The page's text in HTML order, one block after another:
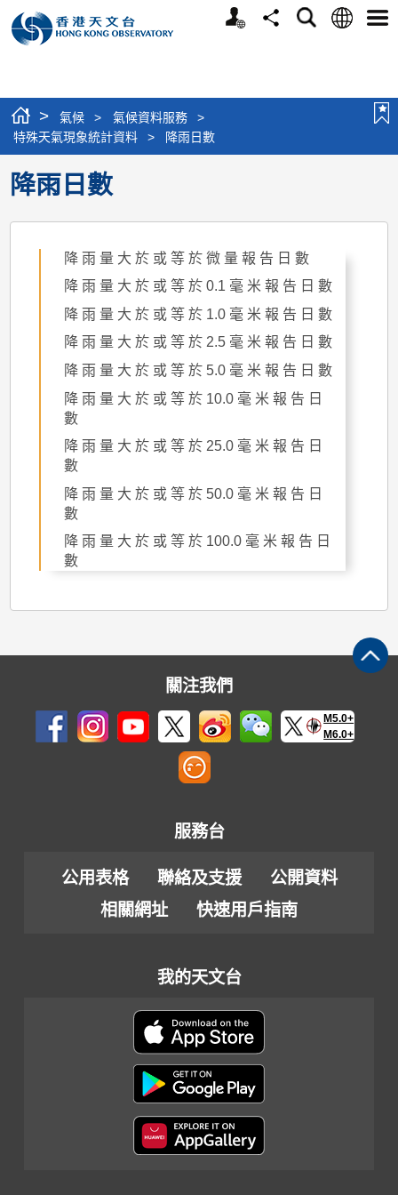
個
分
搜
語
選
> 氣候 > 氣候資料服務
>
特殊天氣現象統計資料
> 降雨日數
降雨日數
降 雨 量 大 於 或 等 於 微 量 報 告 日 數
降 雨 量 大 於 或 等 於 0.1 毫 米 報 告 日 數
降 雨 量 大 於 或 等 於 1.0 毫 米 報 告 日 數
降 雨 量 大 於 或 等 於 2.5 毫 米 報 告 日 數
降 雨 量 大 於 或 等 於 5.0 毫 米 報 告 日 數
降 雨 量 大 於 或 等 於 10.0 毫 米 報 告 日
數
降 雨 量 大 於 或 等 於 25.0 毫 米 報 告 日
數
降 雨 量 大 於 或 等 於 50.0 毫 米 報 告 日
數
降 雨 量 大 於 或 等 於 100.0 毫 米 報 告 日
數
關注我們
M5.0+
M6.0+
服務台
公用表格 聯絡及支援
公開資料
相關網址
快速用戶指南
我的天文台